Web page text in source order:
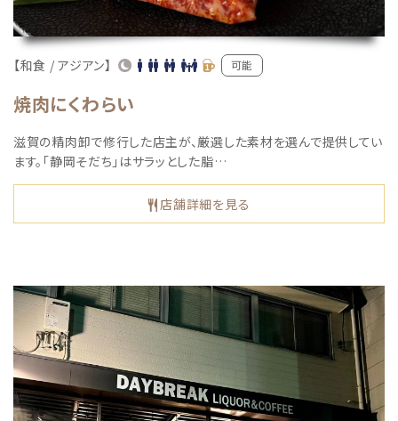
【和食 / アジアン】 可能
焼肉にくわらい
滋賀の精肉卸で修行した店主が、厳選した素材を選んで提供してい
ます。「静岡そだち」はサラッとした脂…
店舗詳細を見る